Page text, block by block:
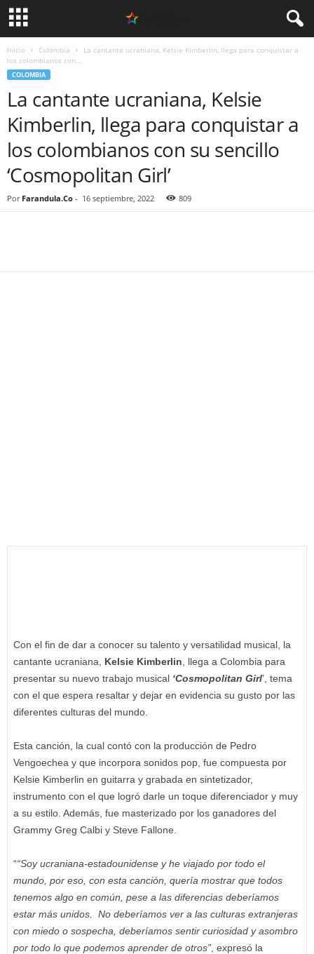
Inicio Colombia
La cantante ucraniana, Kelsie Kimberlin, llega para conquistar a
los colombianos con...
COLOMBIA
La cantante ucraniana, Kelsie
Kimberlin, llega para conquistar a
los colombianos con su sencillo
‘Cosmopolitan Girl’
Por Farandula.Co - 16 septiembre, 2022 809
Con el fin de dar a conocer su talento y versatilidad musical, la
cantante ucraniana, Kelsie Kimberlin , llega a Colombia para
presentar su nuevo trabajo musical ‘Cosmopolitan Girl’, tema
con el que espera resaltar y dejar en evidencia su gusto por las
diferentes culturas del mundo.
Esta canción, la cual contó con la producción de Pedro
Vengoechea y que incorpora sonidos pop, fue compuesta por
Kelsie Kimberlin en guitarra y grabada en sintetizador,
instrumento con el que logró darle un toque diferenciador y muy
a su estilo. Además, fue masterizado por los ganadores del
Grammy Greg Calbi y Steve Fallone.
““Soy ucraniana-estadounidense y he viajado por todo el
mundo, por eso, con esta canción, quería mostrar que todos
tenemos algo en común, pese a las diferencias deberíamos
estar más unidos. No deberíamos ver a las culturas extranjeras
con miedo o sospecha, deberíamos sentir curiosidad y asombro
por todo lo que podemos aprender de otros” , expresó la